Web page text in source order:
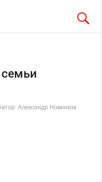
Александр Новинков